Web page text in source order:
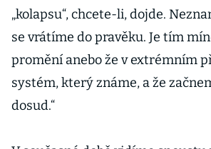
„kolapsu“, chcete-li, dojde.
se vrátíme do pravěku. Je tím
promění anebo že v extrémním
systém, který známe, a že
dosud.“